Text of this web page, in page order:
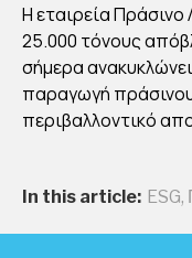
Η εταιρεία
25.000 τόνους
σήμερα
παραγωγή
περιβαλλοντικό
In this article: ESG,